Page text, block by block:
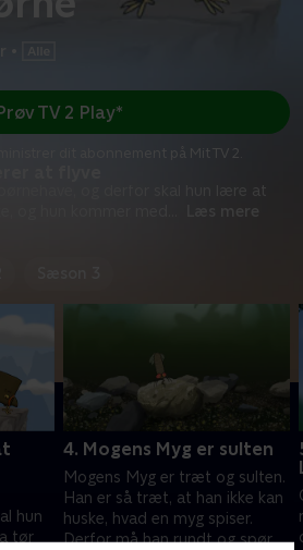
og derfor skal hun lære at
Læs mere
TV 2 Play*
dit abonnement på Mit TV 2.
hun
tør
4. Mogens Myg er sulten
Mogens Myg er træt og sulten.
Han er så træt, at han ikke kan
huske, hvad en myg spiser.
Derfor må han rundt og spørge